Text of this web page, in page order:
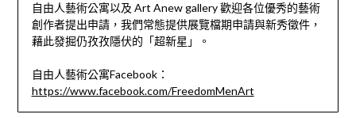
自由人藝術公寓以及 Art Anew gallery 歡迎各位優秀的藝術
創作者提出申請，我們常態提供展覽檔期申請與新秀徵件，
藉此發掘仍孜孜隱伏的「超新星」。
自由人藝術公寓Facebook：
https://www.facebook.com/FreedomMenArt